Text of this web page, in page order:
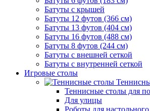
Батуты с крышей
Батуты 12 футов (366 см)
Батуты 13 футов (404 см)
Батуты 16 футов (488 см)
Батуты 8 футов (244 см)
Батуты с внешней сеткой
Батуты с внутренней сеткой
Игровые столы
Теннисные столы для
Для улицы
Роботы для